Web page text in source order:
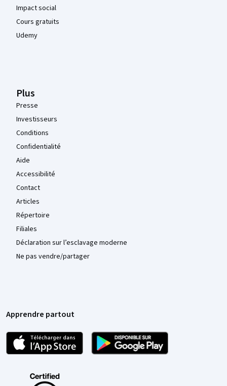
Impact social
Cours gratuits
Udemy
Plus
Presse
Investisseurs
Conditions
Confidentialité
Aide
Accessibilité
Contact
Articles
Répertoire
Filiales
Déclaration sur l’esclavage moderne
Ne pas vendre/partager
Apprendre partout